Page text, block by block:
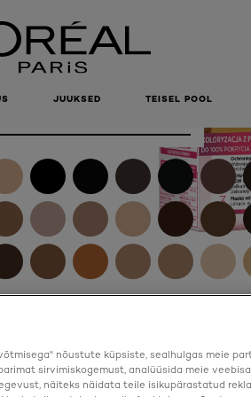
JUUKSED TEISEL POOL
nõustute küpsiste, sealhulgas meie
sirvimiskogemust, analüüsida meie
näiteks näidata teile isikupärastatud